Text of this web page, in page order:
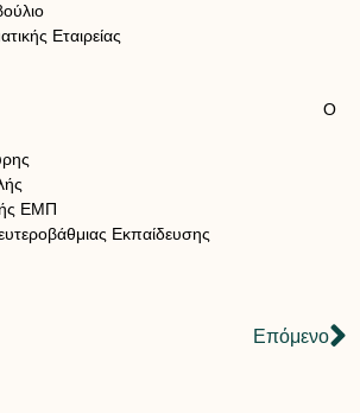
Εταιρείας
Ο
Φελλούρης
Καθηγητής ΕΜΠ
Εκπαίδευσης
Επόμενο